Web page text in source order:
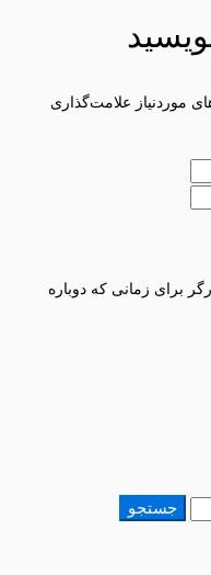
موردنیاز علامت‌گذاری
برای زمانی که دوباره
جستجو